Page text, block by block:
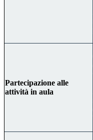
Partecipazione alle
attività in aula